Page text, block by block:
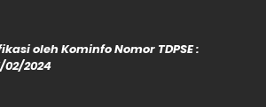
oleh Kominfo Nomor TDPSE :
02/2024